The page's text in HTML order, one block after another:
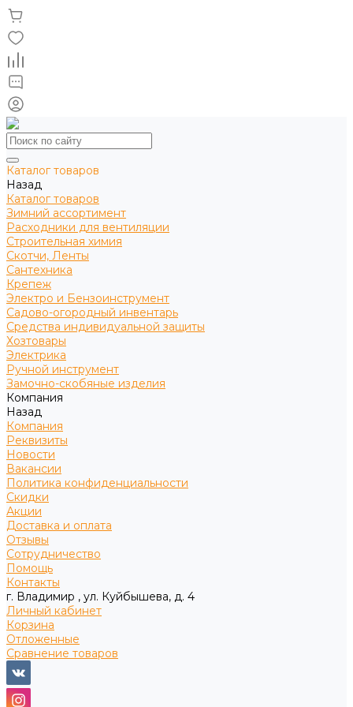
Каталог товаров
Назад
Каталог товаров
Зимний ассортимент
Расходники для вентиляции
Строительная химия
Скотчи, Ленты
Сантехника
Крепеж
Электро и Бензоинструмент
Садово-огородный инвентарь
Средства индивидуальной защиты
Хозтовары
Электрика
Ручной инструмент
Замочно-скобяные изделия
Компания
Назад
Компания
Реквизиты
Новости
Вакансии
Политика конфиденциальности
Скидки
Акции
Доставка и оплата
Отзывы
Сотрудничество
Помощь
Контакты
г. Владимир , ул. Куйбышева, д. 4
Личный кабинет
Корзина
Отложенные
Сравнение товаров